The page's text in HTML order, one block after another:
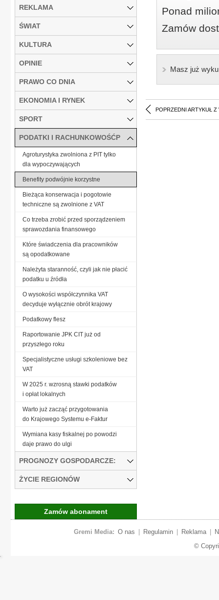
Ponad
Zamów
Masz już
POPRZEDNI ARTYKUŁ Z
REKLAMA
ŚWIAT
KULTURA
OPINIE
PRAWO CO DNIA
EKONOMIA I RYNEK
SPORT
PODATKI I RACHUNKOWOŚĆP
Agroturystyka zwolniona z PIT tylko
dla wypoczywających
Benefity podwójnie korzystne
Bieżąca konserwacja i pogotowie
techniczne są zwolnione z VAT
Co trzeba zrobić przed sporządzeniem
sprawozdania finansowego
Które świadczenia dla pracowników
są opodatkowane
Należyta staranność, czyli jak nie płacić
podatku u źródła
O wysokości współczynnika VAT
decyduje wyłącznie obrót krajowy
Podatkowy flesz
Raportowanie JPK CIT już od
przyszłego roku
Specjalistyczne usługi szkoleniowe bez
VAT
W 2025 r. wzrosną stawki podatków
i opłat lokalnych
Warto już zacząć przygotowania
do Krajowego Systemu e-Faktur
Wymiana kasy fiskalnej po powodzi
daje prawo do ulgi
PROGNOZY GOSPODARCZE:
ŻYCIE REGIONÓW
Zamów abonament
Gremi Media: O nas Regulamin Reklama
©